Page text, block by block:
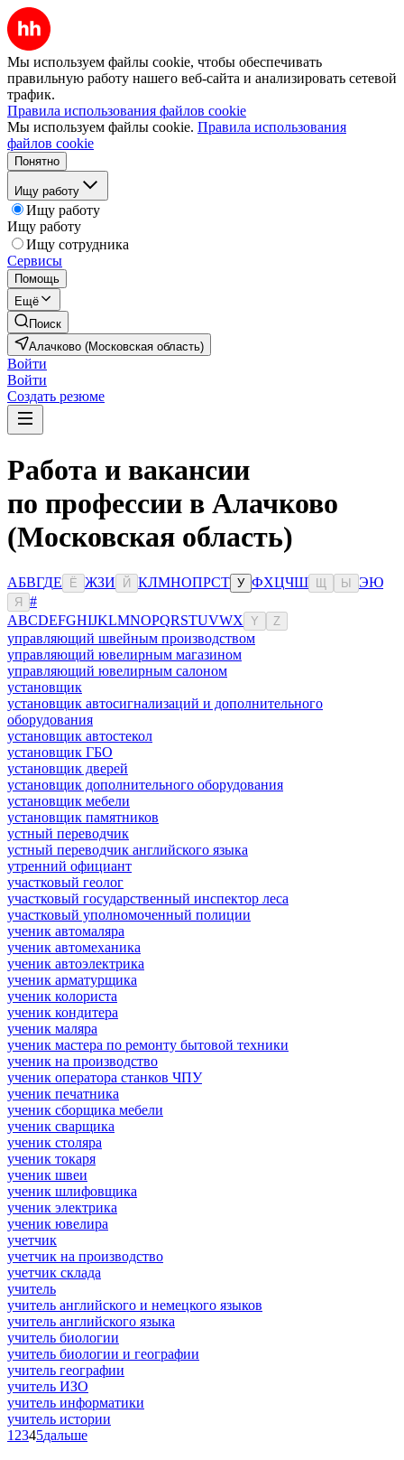
Мы используем файлы cookie, чтобы обеспечивать
правильную работу нашего веб-сайта и анализировать сетевой
трафик.
Правила использования файлов cookie
Мы используем файлы cookie. Правила использования
файлов cookie
Понятно
Ищу работу
Ищу работу
Ищу работу
Ищу сотрудника
Сервисы
Помощь
Ещё
Поиск
Алачково (Московская область)
Войти
Войти
Создать резюме
Работа и вакансии
по профессии в Алачково
(Московская область)
АБВГДЕ Ё ЖЗИ Й КЛМНОПРСТ У ФХЦЧШ Ы ЭЮ
Я
#
ABCDEFGHIJKLMNOPQRSTUVWX Y Z
управляющий швейным производством
управляющий ювелирным магазином
управляющий ювелирным салоном
установщик
установщик автосигнализаций и дополнительного
оборудования
установщик автостекол
установщик ГБО
установщик дверей
установщик дополнительного оборудования
установщик мебели
установщик памятников
устный переводчик
устный переводчик английского языка
утренний официант
участковый геолог
участковый государственный инспектор леса
участковый уполномоченный полиции
ученик автомаляра
ученик автомеханика
ученик автоэлектрика
ученик арматурщика
ученик колориста
ученик кондитера
ученик маляра
ученик мастера по ремонту бытовой техники
ученик на производство
ученик оператора станков ЧПУ
ученик печатника
ученик сборщика мебели
ученик сварщика
ученик столяра
ученик токаря
ученик швеи
ученик шлифовщика
ученик электрика
ученик ювелира
учетчик
учетчик на производство
учетчик склада
учитель
учитель английского и немецкого языков
учитель английского языка
учитель биологии
учитель биологии и географии
учитель географии
учитель ИЗО
учитель информатики
учитель истории
1 2345дальше